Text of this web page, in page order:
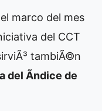
marco del mes
del CCT
tambiÃ©n
del Ã­ndice de